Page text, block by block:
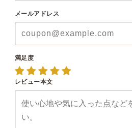
メールアドレス
満足度
レビュー本文